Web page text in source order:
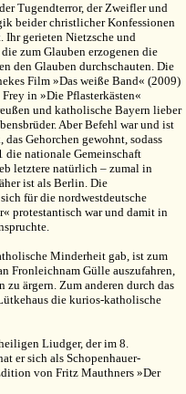
Tugendterror, der Zweifler und
beider christlicher Konfessionen
Ihr gerieten Nietzsche und
zum Glauben erzogenen die
den Glauben durchschauten. Die
Film »Das weiße Band« (2009)
in »Die Pflasterkästen«
und katholische Bayern lieber
Aber Befehl war und ist
Gehorchen gewohnt, sodass
die nationale Gemeinschaft
letztere natürlich – zumal in
ist als Berlin. Die
für die nordwestdeutsche
protestantisch war und damit in
Minderheit gab, ist zum
Fronleichnam Gülle auszufahren,
zu ärgern. Zum anderen durch das
die kurios-katholische
Liudger, der im 8.
er sich als Schopenhauer-
von Fritz Mauthners »Der